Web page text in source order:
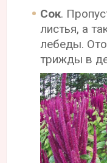
Сок.
листья, а
лебеды.
трижды в